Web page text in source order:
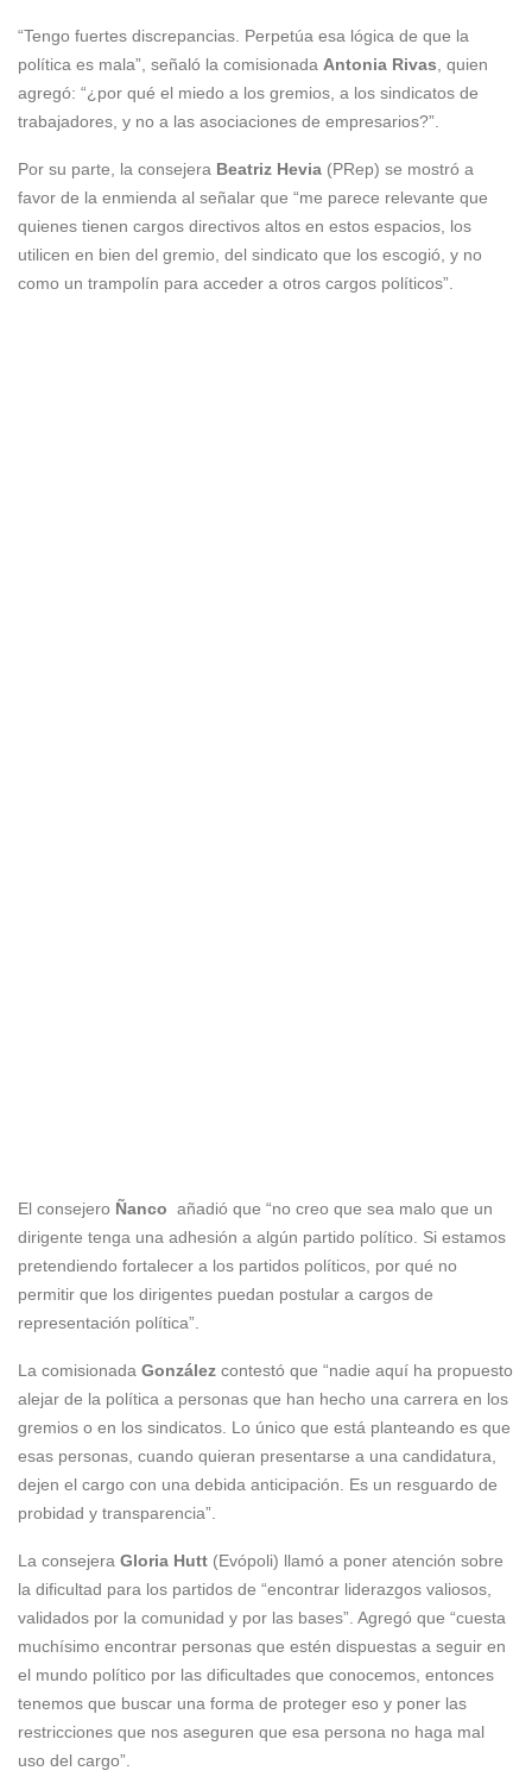
“Tengo fuertes discrepancias. Perpetúa esa lógica de que la
política es mala”, señaló la comisionada Antonia Rivas, quien
agregó: “¿por qué el miedo a los gremios, a los sindicatos de
trabajadores, y no a las asociaciones de empresarios?”.
Por su parte, la consejera Beatriz Hevia (PRep) se mostró a
favor de la enmienda al señalar que “me parece relevante que
quienes tienen cargos directivos altos en estos espacios, los
utilicen en bien del gremio, del sindicato que los escogió, y no
como un trampolín para acceder a otros cargos políticos”.
El consejero Ñanco añadió que “no creo que sea malo que un
dirigente tenga una adhesión a algún partido político. Si estamos
pretendiendo fortalecer a los partidos políticos, por qué no
permitir que los dirigentes puedan postular a cargos de
representación política”.
La comisionada González contestó que “nadie aquí ha propuesto
alejar de la política a personas que han hecho una carrera en los
gremios o en los sindicatos. Lo único que está planteando es que
esas personas, cuando quieran presentarse a una candidatura,
dejen el cargo con una debida anticipación. Es un resguardo de
probidad y transparencia”.
La consejera Gloria Hutt (Evópoli) llamó a poner atención sobre
la dificultad para los partidos de “encontrar liderazgos valiosos,
validados por la comunidad y por las bases”. Agregó que “cuesta
muchísimo encontrar personas que estén dispuestas a seguir en
el mundo político por las dificultades que conocemos, entonces
tenemos que buscar una forma de proteger eso y poner las
restricciones que nos aseguren que esa persona no haga mal
uso del cargo”.